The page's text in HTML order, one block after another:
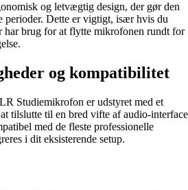
og letvægtig design, der gør den
perioder. Dette er vigtigt, især hvis du
har brug for at flytte mikrofonen rundt for
og kompatibilitet
Studiemikrofon er udstyret med et
tilslutte til en bred vifte af audio-interface
med de fleste professionelle
i dit eksisterende setup.